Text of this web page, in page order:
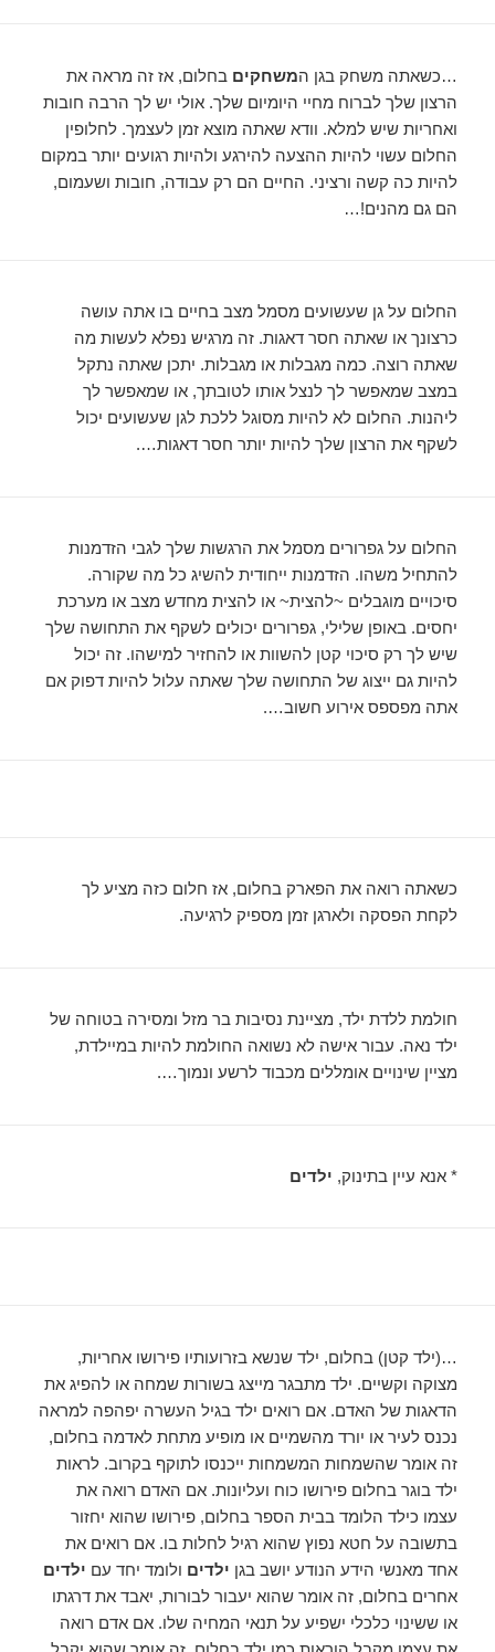
…כשאתה משחק בגן המשחקים בחלום, אז זה מראה את
הרצון שלך לברוח מחיי היומיום שלך. אולי יש לך הרבה חובות
ואחריות שיש למלא. וודא שאתה מוצא זמן לעצמך. לחלופין
החלום עשוי להיות ההצעה להירגע ולהיות רגועים יותר במקום
להיות כה קשה ורציני. החיים הם רק עבודה, חובות ושעמום,
הם גם מהנים!…
החלום על גן שעשועים מסמל מצב בחיים בו אתה עושה
כרצונך או שאתה חסר דאגות. זה מרגיש נפלא לעשות מה
שאתה רוצה. כמה מגבלות או מגבלות. יתכן שאתה נתקל
במצב שמאפשר לך לנצל אותו לטובתך, או שמאפשר לך
ליהנות. החלום לא להיות מסוגל ללכת לגן שעשועים יכול
לשקף את הרצון שלך להיות יותר חסר דאגות….
החלום על גפרורים מסמל את הרגשות שלך לגבי הזדמנות
להתחיל משהו. הזדמנות ייחודית להשיג כל מה שקורה.
סיכויים מוגבלים ~להצית~ או להצית מחדש מצב או מערכת
יחסים. באופן שלילי, גפרורים יכולים לשקף את התחושה שלך
שיש לך רק סיכוי קטן להשוות או להחזיר למישהו. זה יכול
להיות גם ייצוג של התחושה שלך שאתה עלול להיות דפוק אם
אתה מפספס אירוע חשוב….
כשאתה רואה את הפארק בחלום, אז חלום כזה מציע לך
לקחת הפסקה ולארגן זמן מספיק לרגיעה.
חולמת ללדת ילד, מציינת נסיבות בר מזל ומסירה בטוחה של
ילד נאה. עבור אישה לא נשואה החולמת להיות במיילדת,
מציין שינויים אומללים מכבוד לרשע ונמוך….
* אנא עיין בתינוק, ילדים
…(ילד קטן) בחלום, ילד שנשא בזרועותיו פירושו אחריות,
מצוקה וקשיים. ילד מתבגר מייצג בשורות שמחה או להפיג את
הדאגות של האדם. אם רואים ילד בגיל העשרה יפהפה למראה
נכנס לעיר או יורד מהשמיים או מופיע מתחת לאדמה בחלום,
זה אומר שהשמחות המשמחות ייכנסו לתוקף בקרוב. לראות
ילד בוגר בחלום פירושו כוח ועליונות. אם האדם רואה את
עצמו כילד הלומד בבית הספר בחלום, פירושו שהוא יחזור
בתשובה על חטא נפוץ שהוא רגיל לחלות בו. אם רואים את
אחד מאנשי הידע הנודע יושב בגן ילדים ולומד יחד עם ילדים
אחרים בחלום, זה אומר שהוא יעבור לבורות, יאבד את דרגתו
או ששינוי כלכלי ישפיע על תנאי המחיה שלו. אם אדם רואה